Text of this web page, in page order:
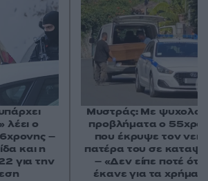
λέει ο
–
και η
για την
Μυστράς: Με
προβλήματα ο
που έκρυψε τον
πατέρα του σε
– «Δεν είπε ποτέ ότι
έκανε για τα